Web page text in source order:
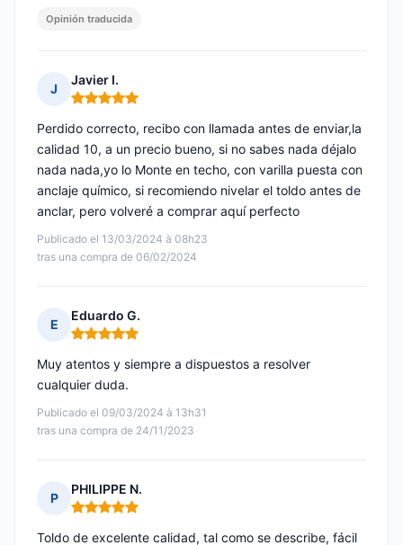
Opinión traducida
J
Javier I.
Nota: 5 de 5
Publicado el 13/03/2024 à 08h23
tras una compra de 06/02/2024
Perdido correcto, recibo con llamada antes de enviar,la
calidad 10, a un precio bueno, si no sabes nada déjalo
nada nada,yo lo Monte en techo, con varilla puesta con
anclaje químico, si recomiendo nivelar el toldo antes de
anclar, pero volveré a comprar aquí perfecto
E
Eduardo G.
Nota: 5 de 5
Publicado el 09/03/2024 à 13h31
tras una compra de 24/11/2023
Muy atentos y siempre a dispuestos a resolver
cualquier duda.
P
PHILIPPE N.
Nota: 5 de 5
Toldo de excelente calidad, tal como se describe, fácil